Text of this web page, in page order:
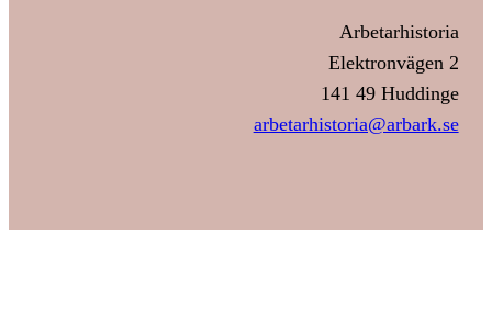
Arbetarhistoria
Elektronvägen 2
141 49 Huddinge
arbetarhistoria@arbark.se